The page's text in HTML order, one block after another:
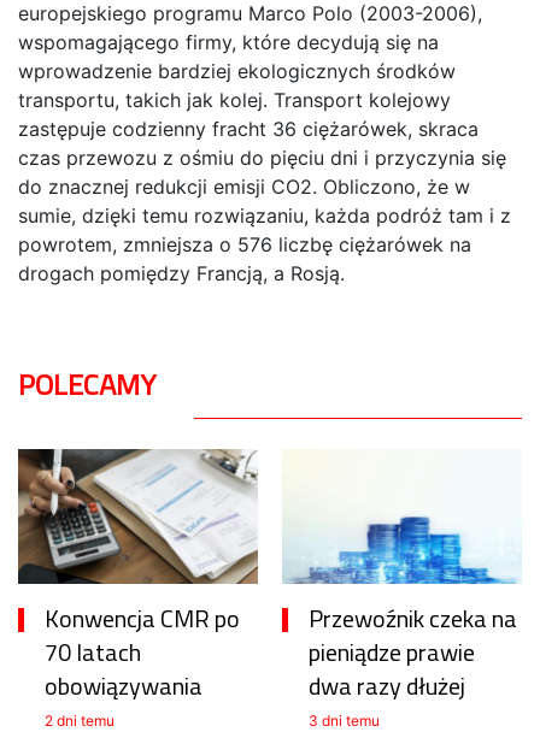
europejskiego programu Marco Polo (2003-2006),
wspomagającego firmy, które decydują się na
wprowadzenie bardziej ekologicznych środków
transportu, takich jak kolej. Transport kolejowy
zastępuje codzienny fracht 36 ciężarówek, skraca
czas przewozu z ośmiu do pięciu dni i przyczynia się
do znacznej redukcji emisji CO2. Obliczono, że w
sumie, dzięki temu rozwiązaniu, każda podróż tam i z
powrotem, zmniejsza o 576 liczbę ciężarówek na
drogach pomiędzy Francją, a Rosją.
POLECAMY
Konwencja CMR po
70 latach
obowiązywania
2 dni temu
Przewoźnik czeka na
pieniądze prawie
dwa razy dłużej
3 dni temu